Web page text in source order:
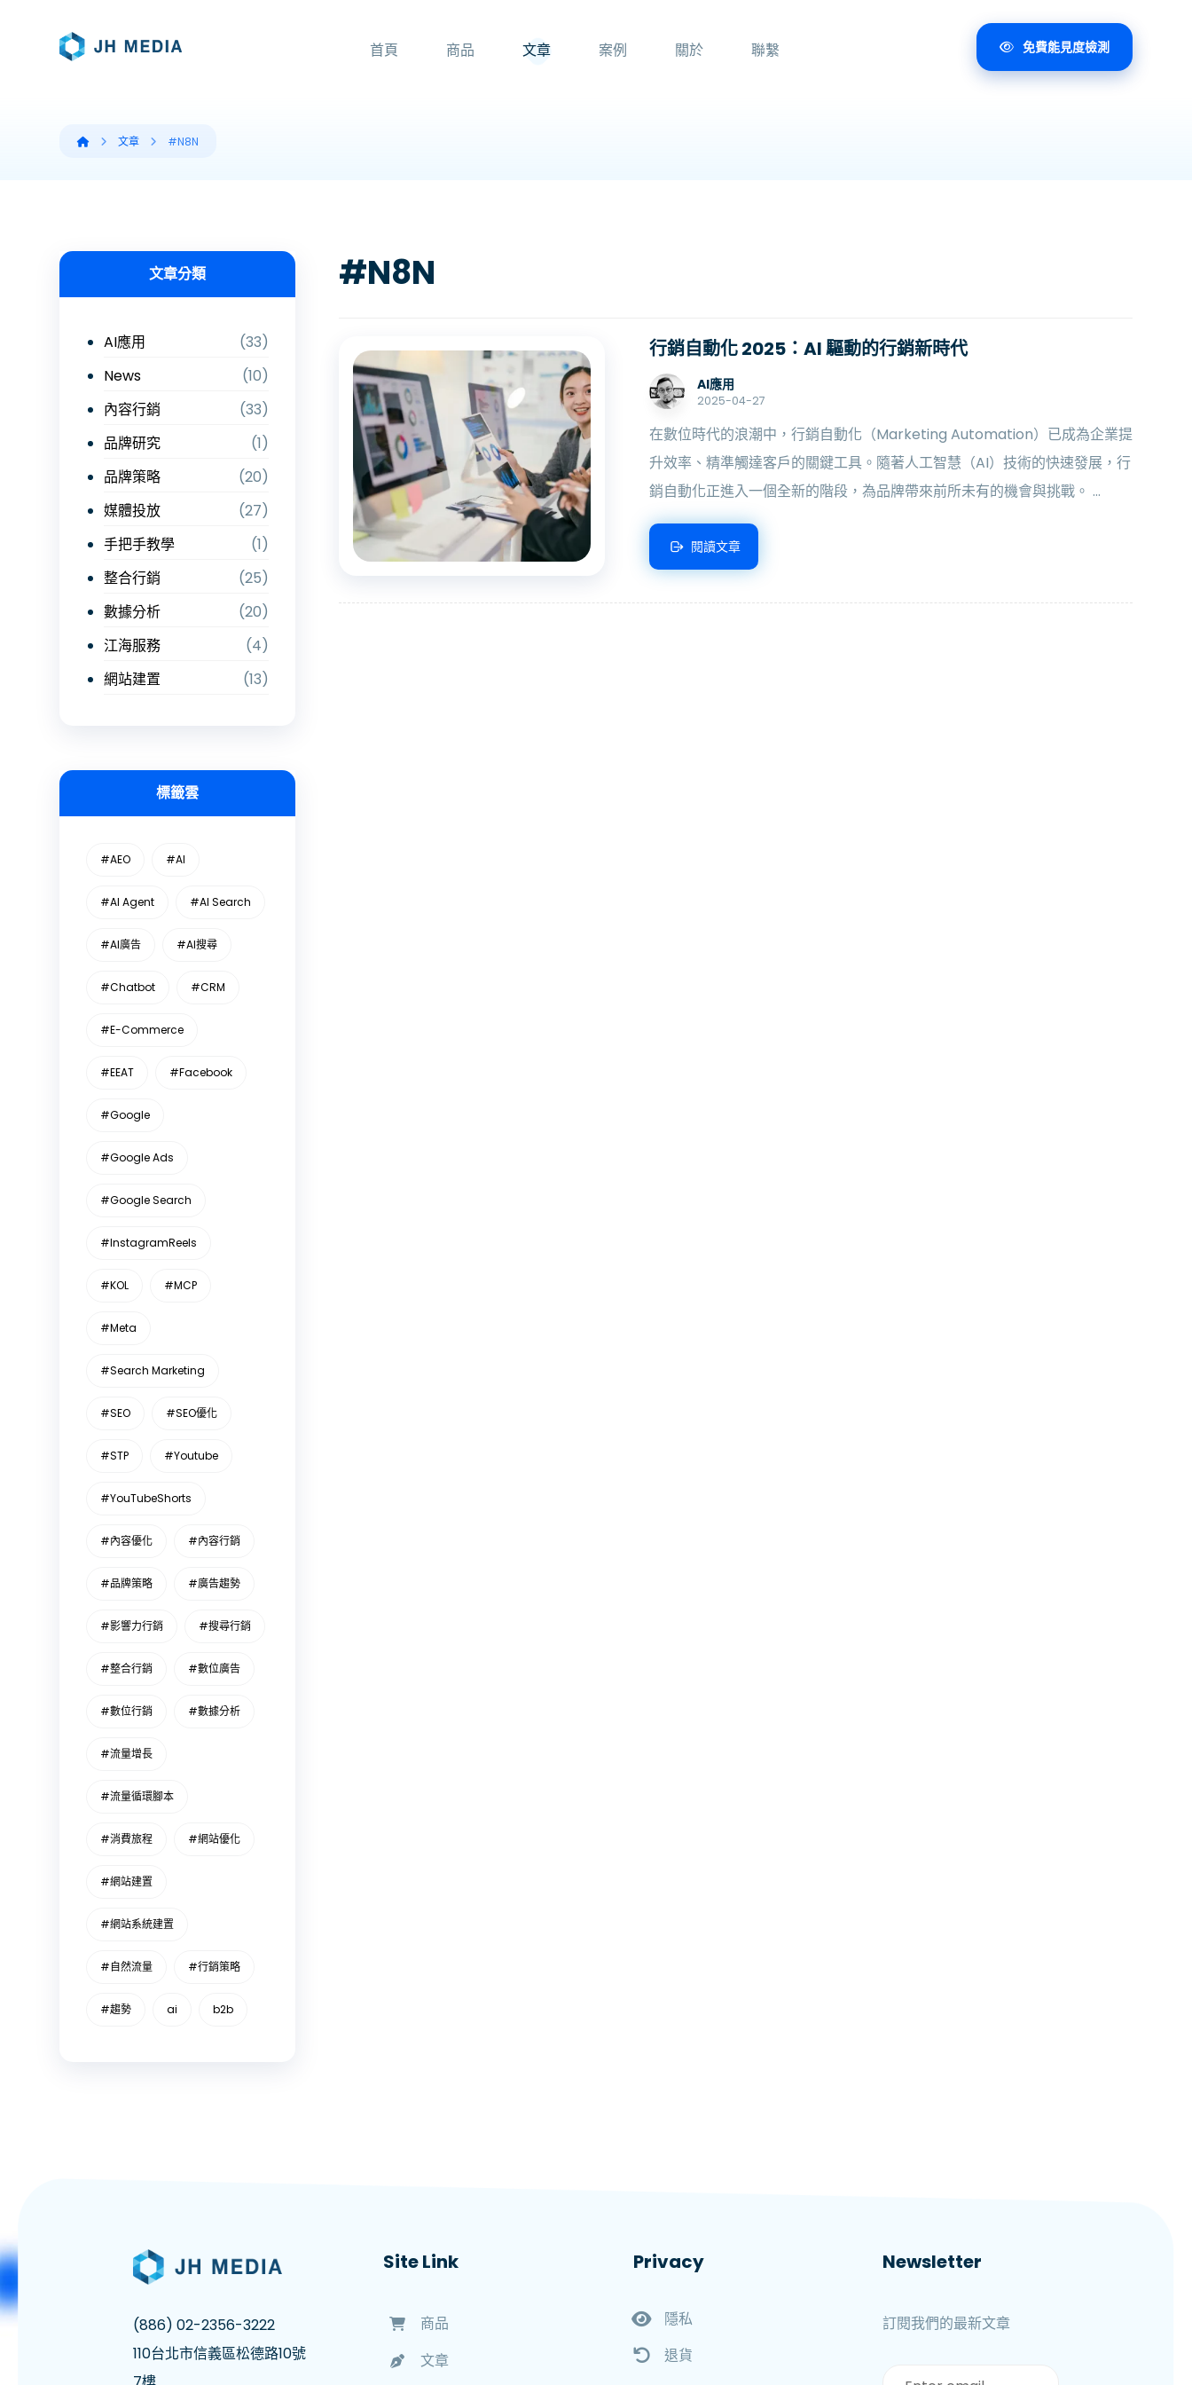
首頁 商品 文章 案例 關於 聯繫 免費能見度檢測
文章 #N8N
#N8N
行銷自動化 2025：AI 驅動的行銷新時代
AI應用
2025-04-27
在數位時代的浪潮中，行銷自動化（Marketing Automation）已成為企業提
升效率、精準觸達客戶的關鍵工具。​隨著人工智慧（AI）技術的快速發展，行
銷自動化正進入一個全新的階段，為品牌帶來前所未有的機會與挑戰。 ...
閱讀文章
文章分類
AI應用
(33)
News
(10)
內容行銷
(33)
品牌研究
(1)
品牌策略
(20)
媒體投放
(27)
手把手教學
(1)
整合行銷
(25)
數據分析
(20)
江海服務
(4)
網站建置
(13)
標籤雲
#AEO #AI
#AI Agent #AI Search
#AI廣告 #AI搜尋
#Chatbot #CRM
#E-Commerce
#EEAT #Facebook
#Google
#Google Ads
#Google Search
#InstagramReels
#KOL #MCP
#Meta
#Search Marketing
#SEO #SEO優化
#STP #Youtube
#YouTubeShorts
#內容優化 #內容行銷
#品牌策略 #廣告趨勢
#影響力行銷 #搜尋行銷
#整合行銷 #數位廣告
#數位行銷 #數據分析
#流量增長
#流量循環腳本
#消費旅程 #網站優化
#網站建置
#網站系統建置
#自然流量 #行銷策略
#趨勢 ai b2b
(886) 02-2356-3222
110台北市信義區松德路10號
Site Link
商品
文章
Privacy
隱私
退貨
Newsletter
訂閱我們的最新文章